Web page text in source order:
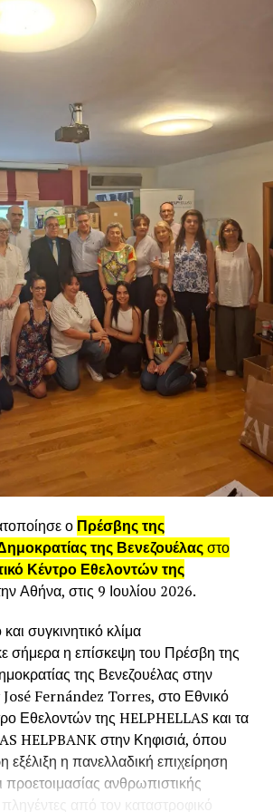
ότι η εσωτερική εξέλιξη, η ψυχική
υγεία και η αυτοπεποίθηση μιας
αρχές χάριν μιας καριέρας με
Η καριέρα πρέπει να είναι
και ευχαρίστηση και σίγουρα όχι
συνθήκες άνευ ζήλου και πάθους.
πιστεύετε ότι είναι οι
αυτό θετικό ή αρνητικό;
με την ραγδαία εξέλιξη των μέσων
βλέπω όλο και περισσότερες
«αφεντικά» του εαυτού τους και να
το πρώτο βήμα προς νέες
υπέροχες ιδέες γεμάτες όνειρα.
πολύ, αυτό θέλω να περάσω και
κάποια στιγμή. Η γυναίκα υπάρχει και
κάνει κάτι που αγαπάει και
σε όλα, ώστε να είναι και να νιώθει
γεμάτη. Όλα τα μπορούμε!
έκφραση που χρησιμοποιείτε
δίνει κουράγιο και δύναμη.
συντροφεύει μέχρι σήμερα και είναι ο
και το αντίστοιχο τατουάζ. Το βλέπω
βουνά σκαρφάλωσα για να είμαι εδώ
έτοιμη για ό,τι έρχεται. Επίσης, η
φράση είναι: «Καμιά φορά
τα νερά σου για να μάθεις να
σας η εικόνα παίζει πολύ
Τι κάνετε για να διατηρήσετε τη
ο Πρέσβης της
της Βενεζουέλαςστο
Κέντρο Εθελοντών της
Αθήνα, στις 9 Ιουλίου 2026.
συγκινητικό κλίμα
σήμερα η επίσκεψη του Πρέσβη της
της Βενεζουέλας στην
Fernández Torres, στο Εθνικό
Εθελοντών της HELPHELLAS και τα
HELPBANK στην Κηφισιά, όπου
εξέλιξη η πανελλαδική επιχείρηση
ανθρωπιστικής
από τον καταστροφικό